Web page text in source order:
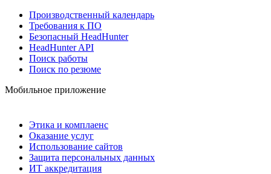
Производственный календарь
Требования к ПО
Безопасный HeadHunter
HeadHunter API
Поиск работы
Поиск по резюме
Мобильное приложение
Этика и комплаенс
Оказание услуг
Использование сайтов
Защита персональных данных
ИТ аккредитация